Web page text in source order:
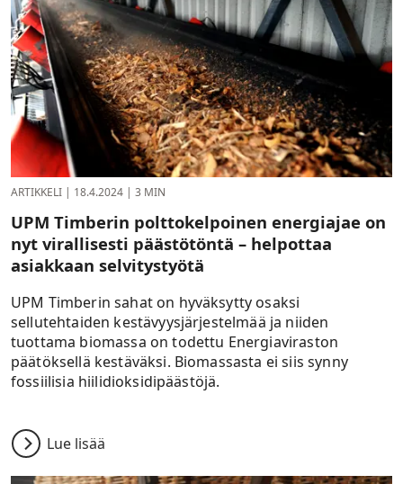
ARTIKKELI 18.4.2024 3 MIN
UPM Timberin polttokelpoinen energiajae on
nyt virallisesti päästötöntä – helpottaa
asiakkaan selvitystyötä
UPM Timberin sahat on hyväksytty osaksi
sellutehtaiden kestävyysjärjestelmää ja niiden
tuottama biomassa on todettu Energiaviraston
päätöksellä kestäväksi. Biomassasta ei siis synny
fossiilisia hiilidioksidipäästöjä.
Lue lisää